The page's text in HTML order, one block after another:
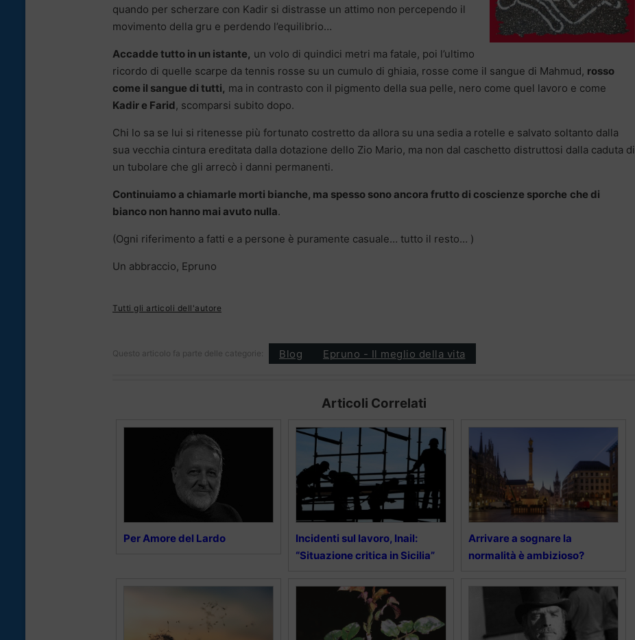
quando per scherzare con Kadir si distrasse un attimo non percependo il
movimento della gru e perdendo l’equilibrio…
Accadde tutto in un istante, un volo di quindici metri ma fatale, poi l’ultimo
ricordo di quelle scarpe da tennis rosse su un cumulo di ghiaia, rosse come il sangue di Mahmud, rosso
come il sangue di tutti, ma in contrasto con il pigmento della sua pelle, nero come quel lavoro e come
Kadir e Farid, scomparsi subito dopo.
Chi lo sa se lui si ritenesse più fortunato costretto da allora su una sedia a rotelle e salvato soltanto dalla
sua vecchia cintura ereditata dalla dotazione dello Zio Mario, ma non dal caschetto distruttosi dalla caduta di
un tubolare che gli arrecò i danni permanenti.
Continuiamo a chiamarle morti bianche, ma spesso sono ancora frutto di coscienze sporche che di
bianco non hanno mai avuto nulla.
(Ogni riferimento a fatti e a persone è puramente casuale… tutto il resto… )
Un abbraccio, Epruno
Tutti gli articoli dell'autore
Questo articolo fa parte delle categorie: Blog Epruno - Il meglio della vita
Articoli Correlati
Per Amore del Lardo
Incidenti sul lavoro, Inail:
“Situazione critica in Sicilia”
Arrivare a sognare la
normalità è ambizioso?